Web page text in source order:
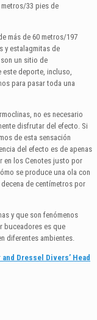
33 pies de
más de 60 metros/197
y estalagmitas de
un sitio de
este deporte, incluso,
para pasar toda una
no es necesario
disfrutar del efecto. Si
de esta sensación
del efecto es de apenas
en los Cenotes justo por
se produce una ola con
de centímetros por
y que son fenómenos
buceadores es que
diferentes ambientes.
Dressel Divers’ Head